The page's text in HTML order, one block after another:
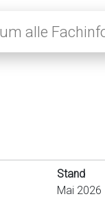
Stand
Mai 2026